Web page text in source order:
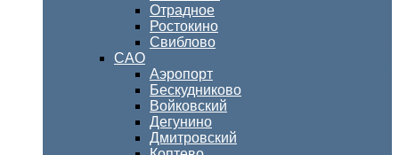
Отрадное
Ростокино
Свиблово
САО
Аэропорт
Бескудниково
Войковский
Дегунино
Дмитровский